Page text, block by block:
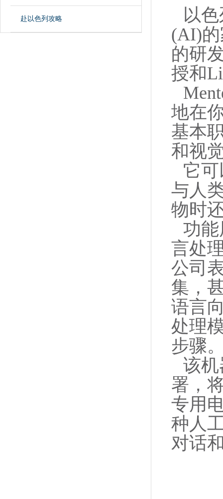
赴以色列攻略
以
(AI)的
的研
授和
地在
基本
和视
它
与人
物时
功
言处
公司
集，
语言
处理
步骤
该机
署，
专用
种人
对话